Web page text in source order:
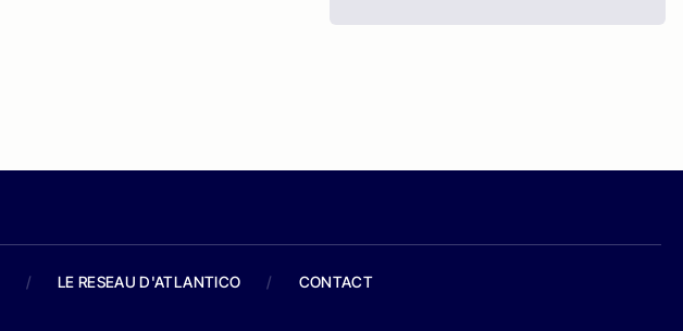
/ LE RESEAU D'ATLANTICO / CONTACT